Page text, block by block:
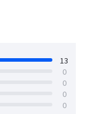
13
0
0
0
0